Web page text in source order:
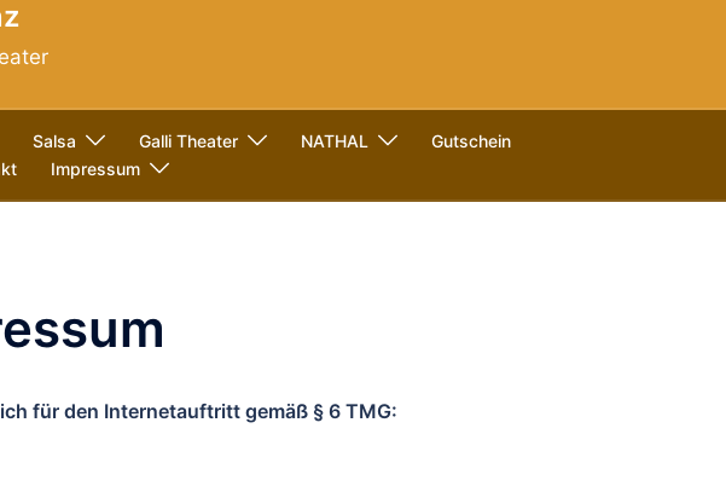
Salsa Galli Theater NATHAL
Gutschein
Impressum
für den Internetauftritt gemäß § 6 TMG: